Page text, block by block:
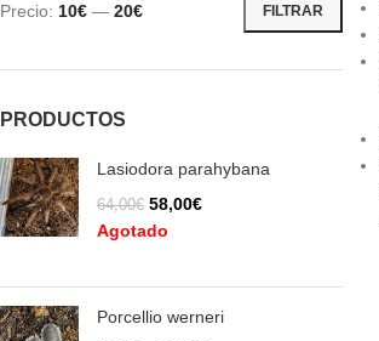
FILTRAR
Precio: 10€ — 20€
PRODUCTOS
Lasiodora parahybana
64,00€ 58,00€
Agotado
Porcellio werneri